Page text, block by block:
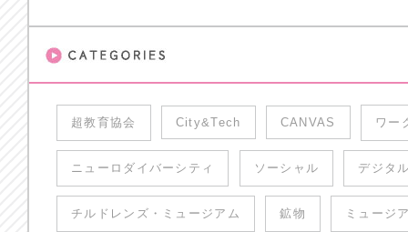
超教育協会 City&Tech CANVAS ワー
ニューロダイバーシティ ソーシャル デジタ
チルドレンズ・ミュージアム 鉱物 ミュージ